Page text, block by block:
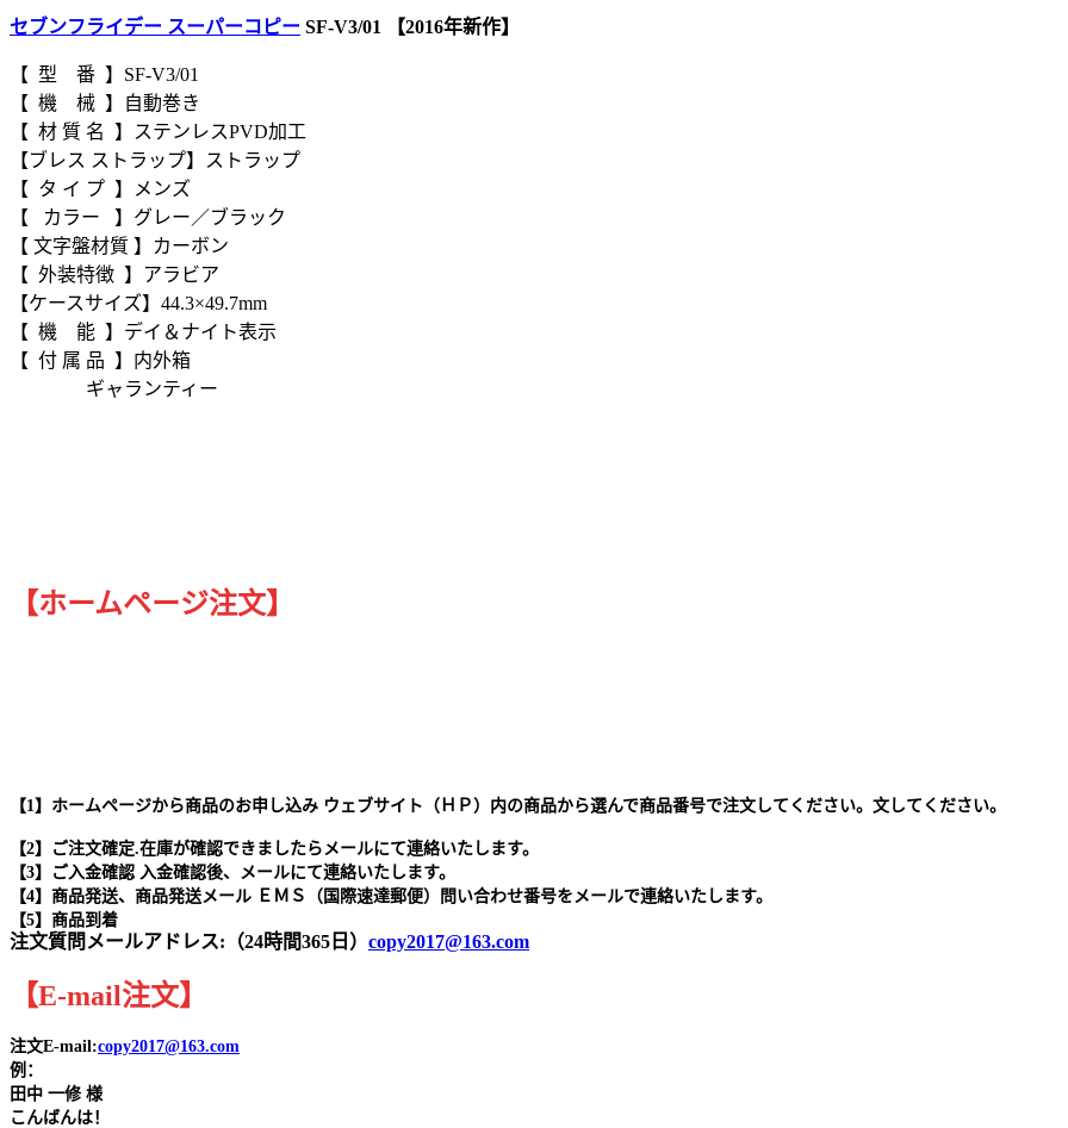
セブンフライデー スーパーコピー SF-V3/01 【2016年新作】
【 型 番 】SF-V3/01
【 機 械 】自動巻き
【 材 質 名 】ステンレスPVD加工
【ブレス ストラップ】ストラップ
【 タ イ プ 】メンズ
【 カラー 】グレー／ブラック
【 文字盤材質 】カーボン
【 外装特徴 】アラビア
【ケースサイズ】44.3×49.7mm
【 機 能 】デイ＆ナイト表示
【 付 属 品 】内外箱
ギャランティー
【ホームページ注文】
【1】ホームページから商品のお申し込み ウェブサイト（ＨＰ）内の商品から選んで商品番号で注文してください。文してください。
【2】ご注文確定.在庫が確認できましたらメールにて連絡いたします。
【3】ご入金確認 入金確認後、メールにて連絡いたします。
【4】商品発送、商品発送メール ＥＭＳ（国際速達郵便）問い合わせ番号をメールで連絡いたします。
【5】商品到着
注文質問メールアドレス:（24時間365日） copy2017@163.com
【E-mail注文】
注文E-mail:copy2017@163.com
例：
田中 一修 様
こんばんは！